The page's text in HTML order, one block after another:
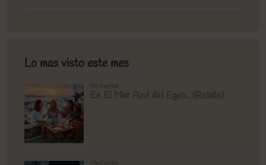
Lo mas visto este mes